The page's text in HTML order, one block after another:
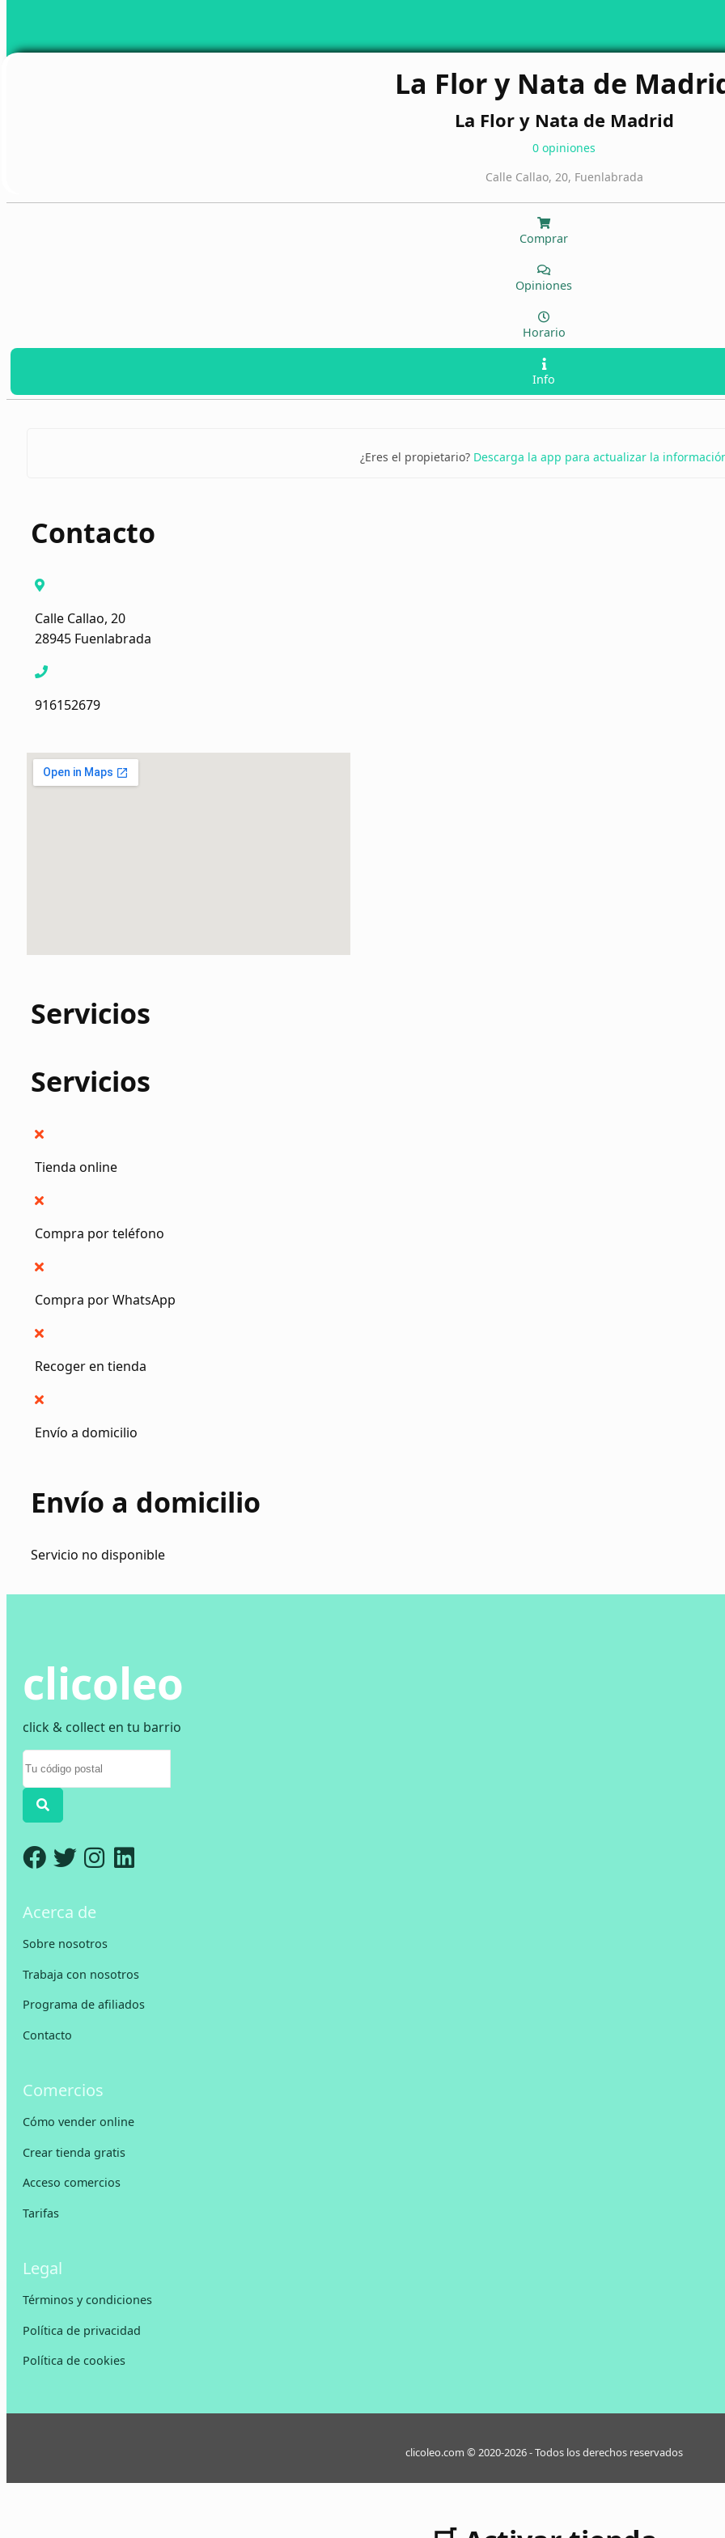
La Flor y Nata de
La Flor y Nata de Madrid
0 opiniones
Calle Callao, 20, Fuenlabrada
Comprar
Opiniones
Horario
Info
¿Eres el propietario? Descarga la app para actualizar la
Contacto
Calle Callao, 20
28945 Fuenlabrada
916152679
Servicios
Servicios
Tienda online
Compra por teléfono
Compra por WhatsApp
Recoger en tienda
Envío a domicilio
Envío a domicilio
Servicio no disponible
clicoleo
click & collect en tu barrio
Acerca de
Sobre nosotros
Trabaja con nosotros
Programa de afiliados
Contacto
Comercios
Cómo vender online
Crear tienda gratis
Acceso comercios
Tarifas
Legal
Términos y condiciones
Política de privacidad
Política de cookies
clicoleo.com © 2020-2026 - Todos los derechos reservados